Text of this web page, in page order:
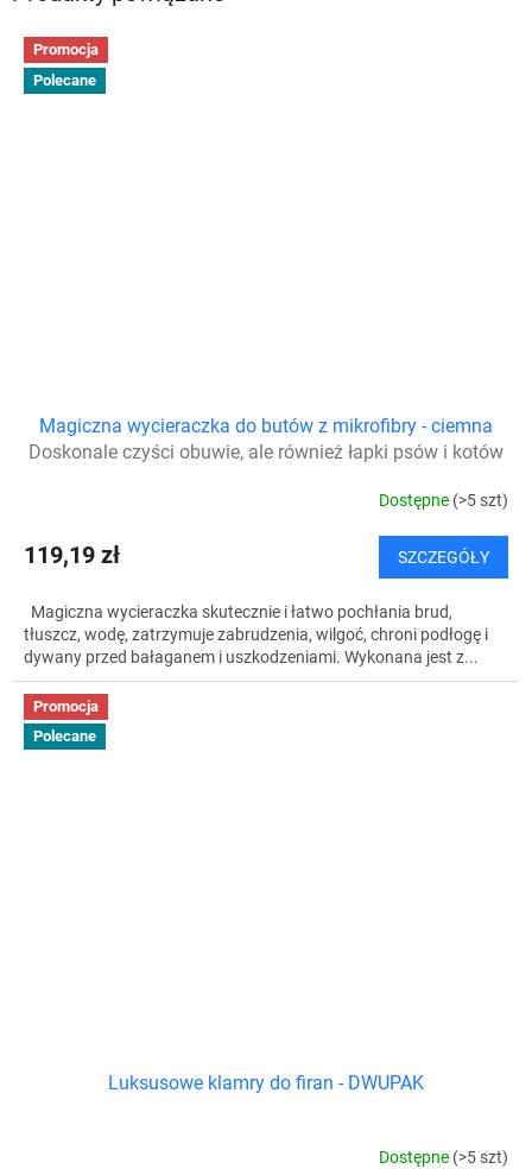
Promocja
Polecane
Magiczna wycieraczka do butów z mikrofibry - ciemna
Doskonale czyści obuwie, ale również łapki psów i kotów
Dostępne (>5 szt)
119,19 zł SZCZEGÓŁY
Magiczna wycieraczka skutecznie i łatwo pochłania brud,
tłuszcz, wodę, zatrzymuje zabrudzenia, wilgoć, chroni podłogę i
dywany przed bałaganem i uszkodzeniami. Wykonana jest z...
Promocja
Polecane
Luksusowe klamry do firan - DWUPAK
Dostępne (>5 szt)